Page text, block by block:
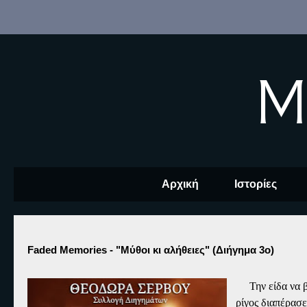
Αρχική Ιστορίες
Faded Memories - "Μύθοι κι αλήθειες" (Διήγημα 3ο)
Την είδα να
ρίγος